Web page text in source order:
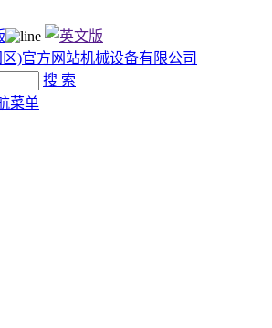
搜 索
菜单